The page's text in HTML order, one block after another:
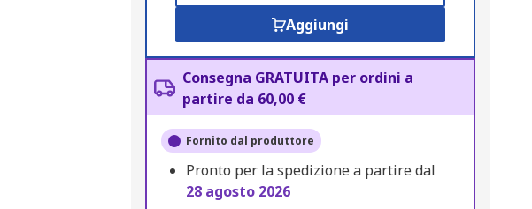
Aggiungi
Consegna GRATUITA per ordini a
partire da 60,00 €
Fornito dal produttore
Pronto per la spedizione a partire dal
28 agosto 2026